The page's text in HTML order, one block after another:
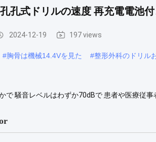
孔式ドリルの速度 再充電電池
2024-12-19 197 views
#胸骨は機械14.4Vを見た #整形外科のドリル
で 騒音レベルはわずか70dBで 患者や医療従